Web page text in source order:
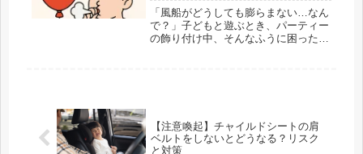
「風船がどうしても膨らまない…なん
で？」子どもと遊ぶとき、パーティー
の飾り付け中、そんなふうに困った経
【注意喚起】チャイルドシートの肩
ベルトをしないとどうなる？リスク
と対策